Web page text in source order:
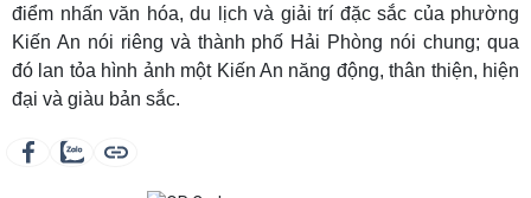
điểm nhấn văn hóa, du lịch và giải trí đặc sắc của phường
Kiến An nói riêng và thành phố Hải Phòng nói chung; qua
đó lan tỏa hình ảnh một Kiến An năng động, thân thiện, hiện
đại và giàu bản sắc.